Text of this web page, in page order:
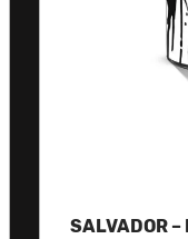
SALVADOR –